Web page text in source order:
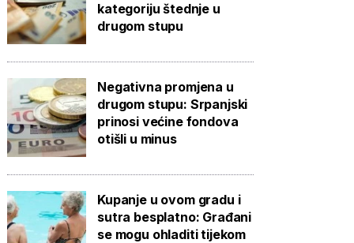
kategoriju štednje u
drugom stupu
Negativna promjena u
drugom stupu: Srpanjski
prinosi većine fondova
otišli u minus
Kupanje u ovom gradu i
sutra besplatno: Građani
se mogu ohladiti tijekom